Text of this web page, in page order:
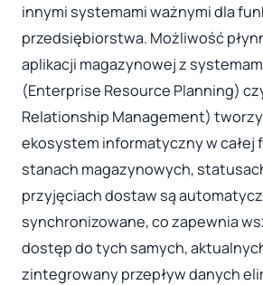
innymi systemami ważnymi dla
przedsiębiorstwa. Możliwość
aplikacji magazynowej z
(Enterprise Resource Planning)
Relationship Management)
ekosystem informatyczny w całej
stanach magazynowych,
przyjęciach dostaw są
synchronizowane, co zapewnia
dostęp do tych samych,
zintegrowany przepływ danych